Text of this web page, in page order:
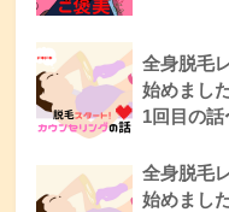
全身脱毛
始めまし
1回目の話
全身脱毛
始めまし